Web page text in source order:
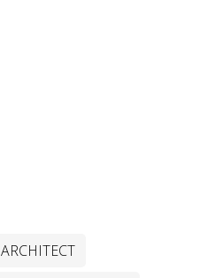
ARCHITECT